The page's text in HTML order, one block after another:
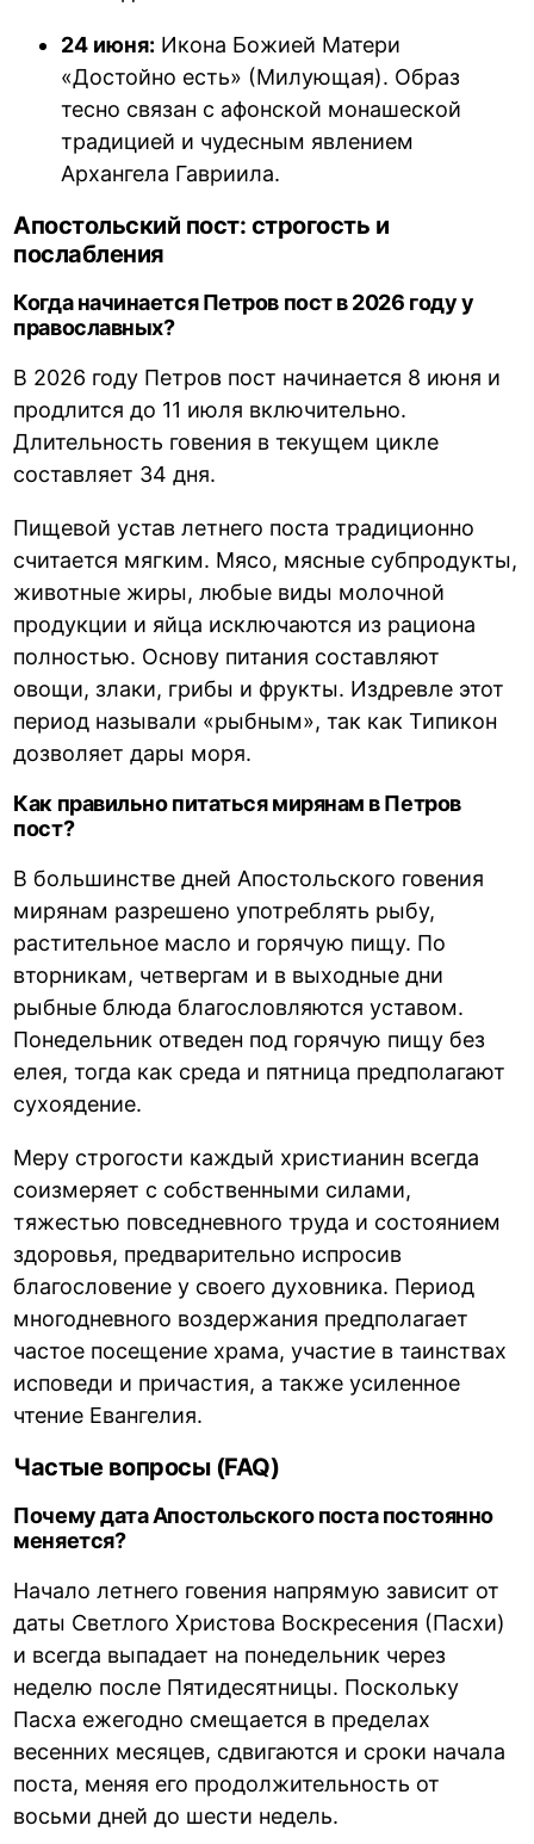
24 июня: Икона Божией Матери
«Достойно есть» (Милующая). Образ
тесно связан с афонской монашеской
традицией и чудесным явлением
Архангела Гавриила.
Апостольский пост: строгость и
послабления
Когда начинается Петров пост в 2026 году у
православных?
В 2026 году Петров пост начинается 8 июня и
продлится до 11 июля включительно.
Длительность говения в текущем цикле
составляет 34 дня.
Пищевой устав летнего поста традиционно
считается мягким. Мясо, мясные субпродукты,
животные жиры, любые виды молочной
продукции и яйца исключаются из рациона
полностью. Основу питания составляют
овощи, злаки, грибы и фрукты. Издревле этот
период называли «рыбным», так как Типикон
дозволяет дары моря.
Как правильно питаться мирянам в Петров
пост?
В большинстве дней Апостольского говения
мирянам разрешено употреблять рыбу,
растительное масло и горячую пищу. По
вторникам, четвергам и в выходные дни
рыбные блюда благословляются уставом.
Понедельник отведен под горячую пищу без
елея, тогда как среда и пятница предполагают
сухоядение.
Меру строгости каждый христианин всегда
соизмеряет с собственными силами,
тяжестью повседневного труда и состоянием
здоровья, предварительно испросив
благословение у своего духовника. Период
многодневного воздержания предполагает
частое посещение храма, участие в таинствах
исповеди и причастия, а также усиленное
чтение Евангелия.
Частые вопросы (FAQ)
Почему дата Апостольского поста постоянно
меняется?
Начало летнего говения напрямую зависит от
даты Светлого Христова Воскресения (Пасхи)
и всегда выпадает на понедельник через
неделю после Пятидесятницы. Поскольку
Пасха ежегодно смещается в пределах
весенних месяцев, сдвигаются и сроки начала
поста, меняя его продолжительность от
восьми дней до шести недель.